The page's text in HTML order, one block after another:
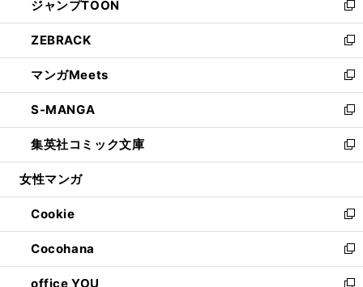
く
で
開
く
ド
ウ
で
開
く
ィ
ン
ド
ウ
で
開
く
い
ウ
ィ
ン
ド
ウ
で
開
く
ジャンプTOON
新
し
い
ウ
ィ
ン
ド
ウ
で
開
ZEBRACK
新
し
い
ウ
ィ
ン
ド
ウ
開
く
マンガMeets
新
し
い
ウ
ィ
ン
ウ
で
開
く
S-MANGA
新
し
い
ウ
ン
ド
ウ
で
開
く
集英社コミック文庫
新
し
ウ
ィ
ン
ド
ウ
で
女性マンガ
Cookie
新
し
い
ウ
Cocohana
新
し
office YOU